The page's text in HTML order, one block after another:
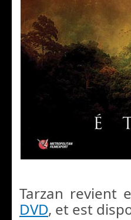
Tarzan revient
DVD, et est